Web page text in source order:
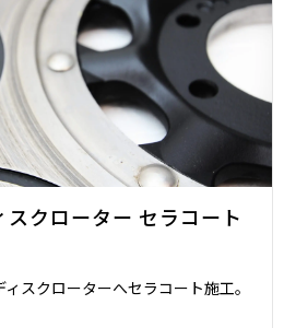
スクローター セラコート
スクローターへセラコート施工。